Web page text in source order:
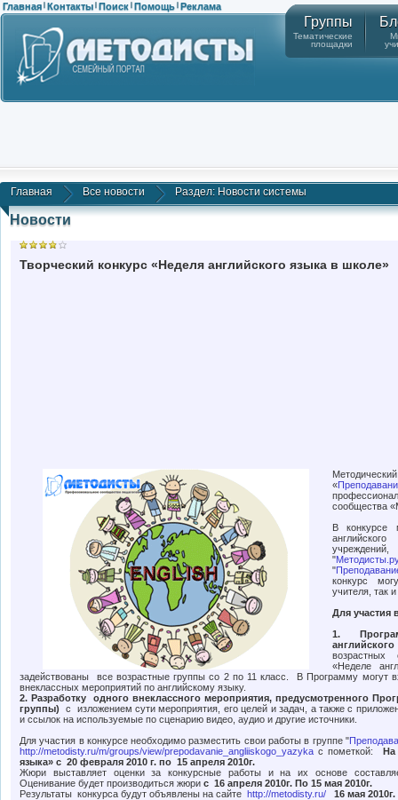
Главная | Контакты | Поиск | Помощь | Реклама
Группы
Тематические
площадки
Главная Все новости Раздел: Новости системы
Новости
Творческий конкурс «Неделя английского языка в школе»
«
сообщества
В конкурсе
"
"
конкурс
учителя, так
Для участия
1.
«Неделе
задействованы все возрастные группы со 2 по 11 класс. В Программу могут
внеклассных мероприятий по английскому языку.
2. Разработку одного внеклассного мероприятия, предусмотренного
группы)
с изложением сути мероприятия, его целей и задач, а также с
и ссылок на используемые по сценарию видео, аудио и другие источники.
Для участия в конкурсе необходимо разместить свои работы в группе "
http://metodisty.ru/m/groups/view/prepodavanie_angliiskogo_yazyka с пометкой: На
языка» с 20 февраля 2010 г. по 15 апреля 2010г.
Жюри выставляет оценки за конкурсные работы и на их основе
Оценивание будет производиться жюри с 16 апреля 2010г. По 15 мая 2010г.
Результаты конкурса будут объявлены на сайте http://metodisty.ru/
16 мая 2010г.